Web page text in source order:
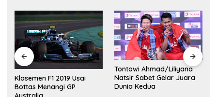
Klasemen F1 2019 Usai
Bottas Menangi GP
Tontowi Ahmad/Liliyana
Natsir Sabet Gelar Juara
Dunia Kedua